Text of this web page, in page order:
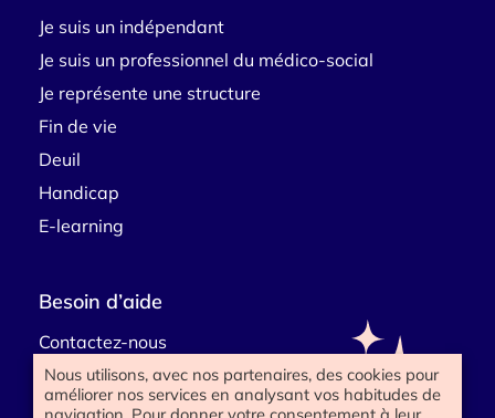
Je suis un indépendant
Je suis un professionnel du médico-social
Je représente une structure
Fin de vie
Deuil
Handicap
E-learning
Besoin d’aide
Contactez-nous
Nous utilisons, avec nos partenaires, des cookies pour
améliorer nos services en analysant vos habitudes de